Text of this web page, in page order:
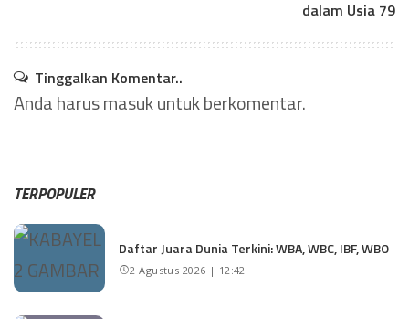
dalam Usia 79
Tinggalkan Komentar..
Anda harusmasukuntuk berkomentar.
TERPOPULER
Daftar Juara Dunia Terkini: WBA, WBC, IBF, WBO
2 Agustus 2026 | 12:42